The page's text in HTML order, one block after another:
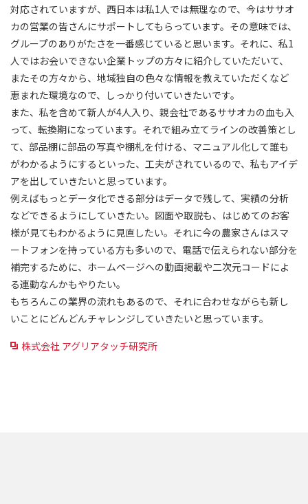
対応されていますが、西日本は私1人では無理なので、今はササオ
カの営業の皆さんにサポートしてもらっています。その意味では、
グループのありがたさを一番感じていると思います。それに、私1
人ではお会いできない企業トップの方々に紹介していただいて、
またその方々から、地域独自の色々な情報を教えていただくなど
恵まれた環境なので、しっかり付いていきたいです。
また、私を含めて新人が4人入り、親会社であるササオカの血も入
って、転換期になっています。それで組み立てラインの改善策とし
て、部品棚に部品の写真や棚札を付ける、マニュアル化して誰も
がわかるようにするといった、工夫がされているので、私もアイデ
アを出していきたいと思っています。
例えばもっとデータ化できる部分はデータで残して、実績の分析
などできるようにしていきたい。図面や取説も、はじめてのお客
様が見てもわかるように見直したい。それに今の農家さんはスマ
ートフォンを持っている方も多いので、電話で伝えられない部分を
補完するために、ホームページへの動画掲載や二次元コードによ
る連動なんかもやりたい。
もちろんこの業界の流れもあるので、それに合わせながらも新し
いことにどんどんチャレンジしていきたいと思っています。
株式会社 アグリアタッチ研究所